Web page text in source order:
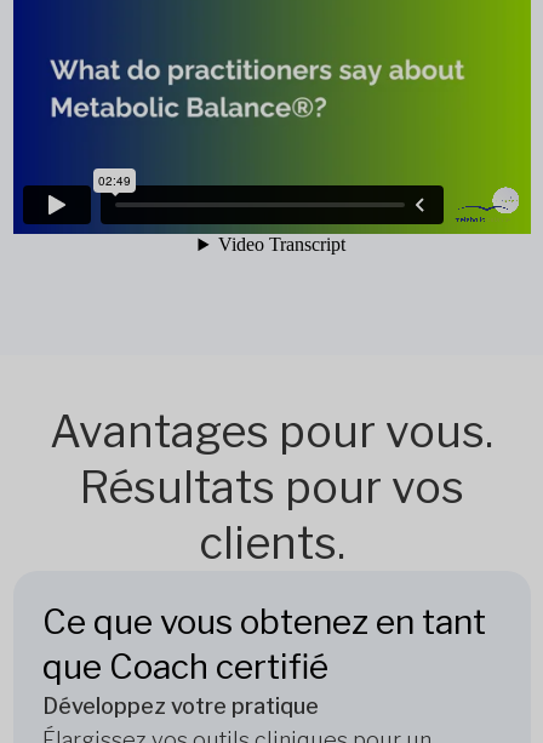
Avantages pour vous.
Résultats pour vos
clients.
Ce que vous obtenez en tant
que Coach certifié
Développez votre pratique